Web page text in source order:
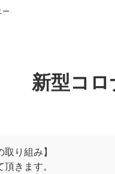
ー
新型コ
り組み】
きます。